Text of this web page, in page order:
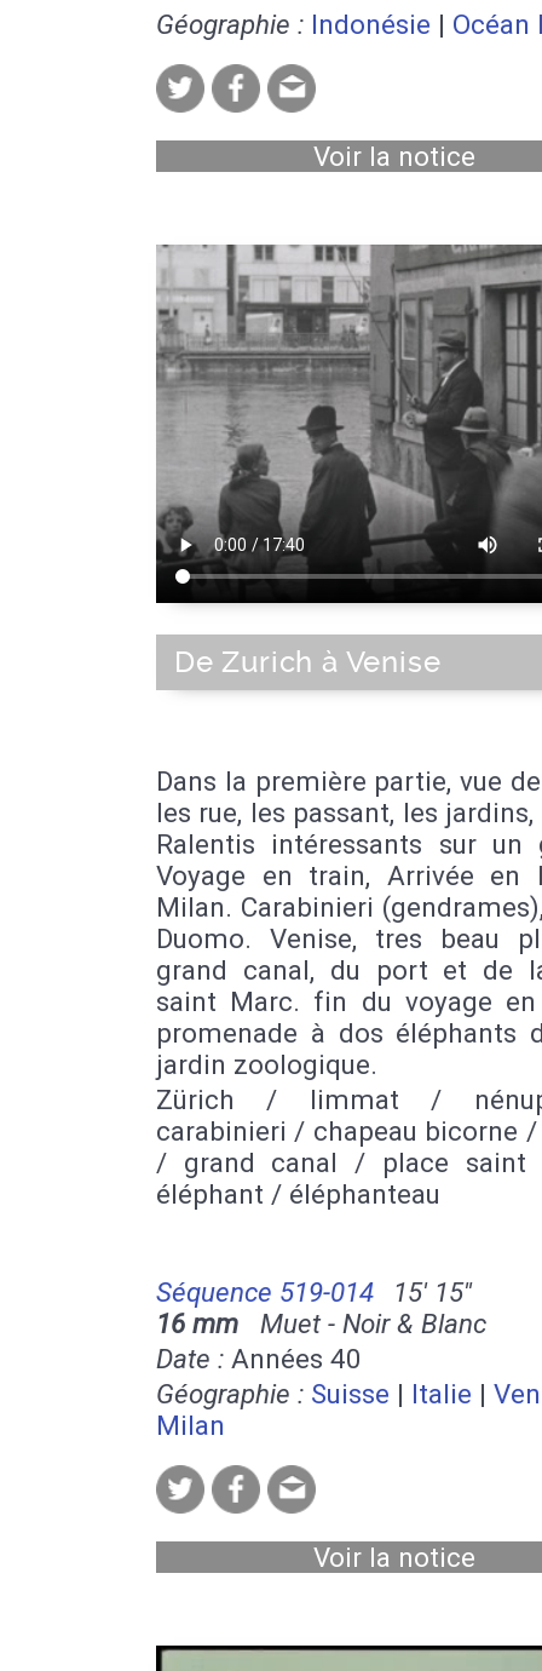
Géographie : Indonésie | Océan
Voir la notice
De Zurich à Venise
Dans la première partie, vue
les rue, les passant, les
Ralentis intéressants sur un
Voyage en train, Arrivée en
Milan. Carabinieri
Duomo. Venise, tres beau
grand canal, du port et de
saint Marc. fin du voyage en
promenade à dos éléphants
jardin zoologique.
Zürich / limmat /
carabinieri / chapeau bicorne /
/ grand canal / place saint
éléphant / éléphanteau
Séquence 519-014
15' 15''
16 mm Muet - Noir & Blanc
Date : Années 40
Géographie : Suisse | Italie |
Milan
Voir la notice